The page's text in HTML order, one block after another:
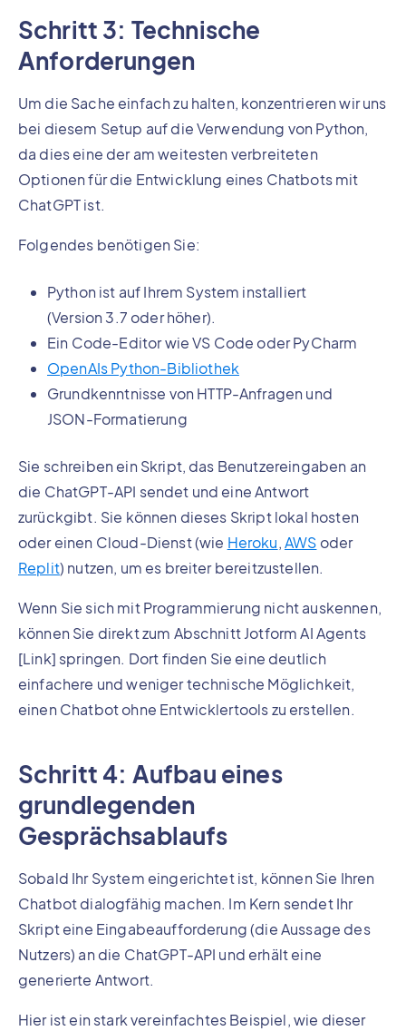
Schritt 3: Technische
Anforderungen
Um die Sache einfach zu halten, konzentrieren wir uns
bei diesem Setup auf die Verwendung von Python,
da dies eine der am weitesten verbreiteten
Optionen für die Entwicklung eines Chatbots mit
ChatGPT ist.
Folgendes benötigen Sie:
Python ist auf Ihrem System installiert
(Version 3.7 oder höher).
Ein Code-Editor wie VS Code oder PyCharm
OpenAIs Python-Bibliothek
Grundkenntnisse von HTTP-Anfragen und
JSON-Formatierung
Sie schreiben ein Skript, das Benutzereingaben an
die ChatGPT-API sendet und eine Antwort
zurückgibt. Sie können dieses Skript lokal hosten
oder einen Cloud-Dienst (wie Heroku,AWS oder
Replit) nutzen, um es breiter bereitzustellen.
Wenn Sie sich mit Programmierung nicht auskennen,
können Sie direkt zum Abschnitt Jotform AI Agents
[Link] springen. Dort finden Sie eine deutlich
einfachere und weniger technische Möglichkeit,
einen Chatbot ohne Entwicklertools zu erstellen.
Schritt 4: Aufbau eines
grundlegenden
Gesprächsablaufs
Sobald Ihr System eingerichtet ist, können Sie Ihren
Chatbot dialogfähig machen. Im Kern sendet Ihr
Skript eine Eingabeaufforderung (die Aussage des
Nutzers) an die ChatGPT-API und erhält eine
generierte Antwort.
Hier ist ein stark vereinfachtes Beispiel, wie dieser